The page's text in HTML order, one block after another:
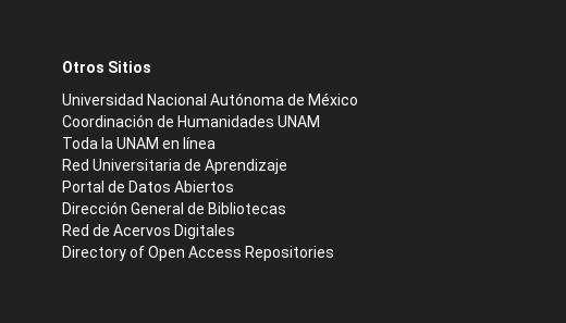
Otros Sitios
Universidad Nacional Autónoma de México
Coordinación de Humanidades UNAM
Toda la UNAM en línea
Red Universitaria de Aprendizaje
Portal de Datos Abiertos
Dirección General de Bibliotecas
Red de Acervos Digitales
Directory of Open Access Repositories